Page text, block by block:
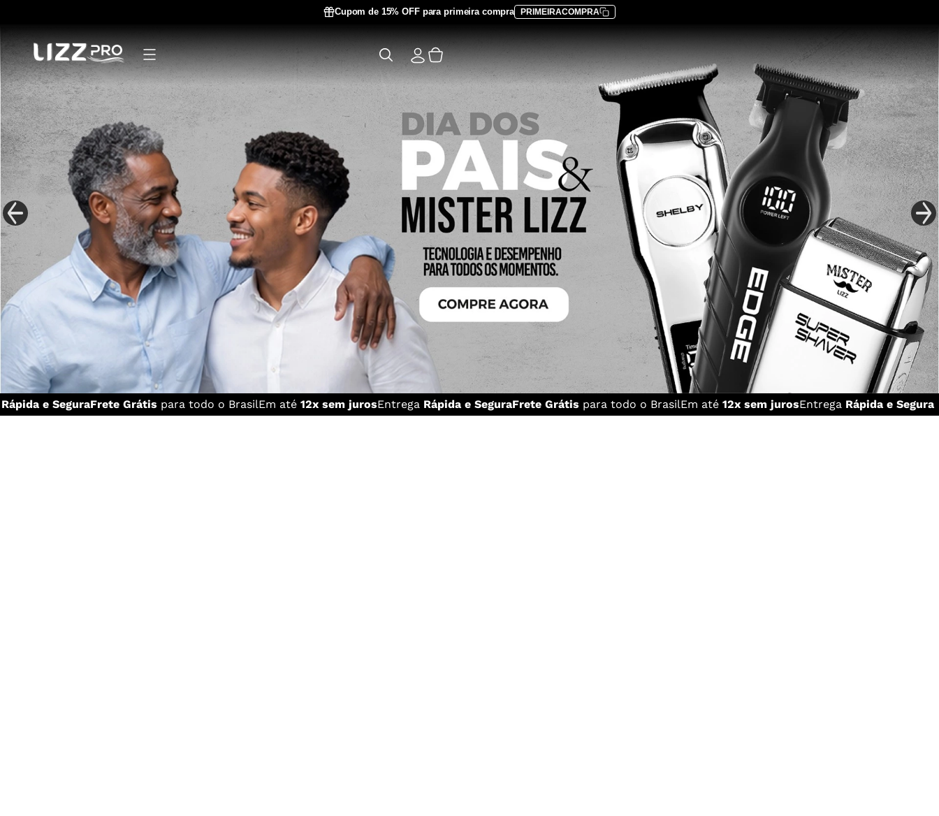
Cupom de 15% OFF para primeira compra PRIMEIRACOMPRA
Secadores
Pranchas
Modeladores
Escovas
Mãos e pés
Linha Masculina
Mister Lizz
Acessórios
Kits
Rápida e SeguraFrete Grátis para todo o BrasilEm até 12x sem jurosEntrega Rápida e SeguraFrete Grátis para todo o BrasilEm até 12x sem jurosEntrega Rápida e Segura